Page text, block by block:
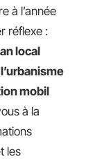
à l’année
réflexe :
local
mobil
à la
les